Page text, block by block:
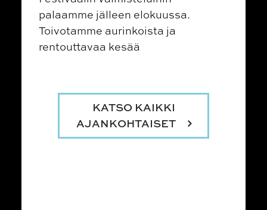
palaamme jälleen elokuussa.
Toivotamme aurinkoista ja
rentouttavaa kesää
KATSO KAIKKI
AJANKOHTAISET